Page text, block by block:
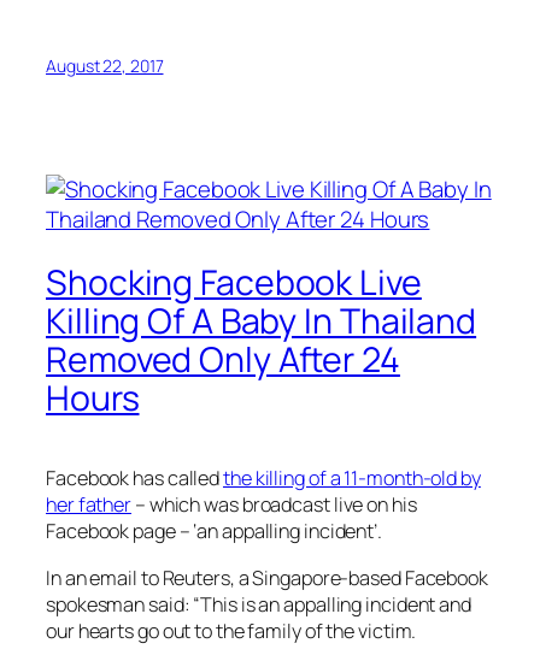
August 22, 2017
Shocking Facebook Live
Killing Of A Baby In Thailand
Removed Only After 24
Hours
Facebook has calledthe killing of a 11-month-old by
her father– which was broadcast live on his
Facebook page – ‘an appalling incident’.
In an email to Reuters, a Singapore-based Facebook
spokesman said: “This is an appalling incident and
our hearts go out to the family of the victim.